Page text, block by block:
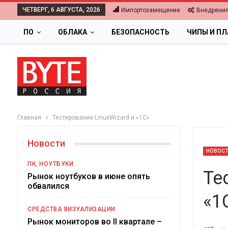
ЧЕТВЕРГ, 6 АВГУСТА, 2026 Импортозамещение Внедрения
ПО ОБЛАКА БЕЗОПАСНОСТЬ ЧИПЫ И
Главная Тестирование LinuxWizard и «1С»
Новости
ПК, НОУТБУКИ
Рынок ноутбуков в июне опять
обвалился
СРЕДСТВА ВИЗУАЛИЗАЦИИ
Рынок мониторов во II квартале –
Цифровая экономика 2026.